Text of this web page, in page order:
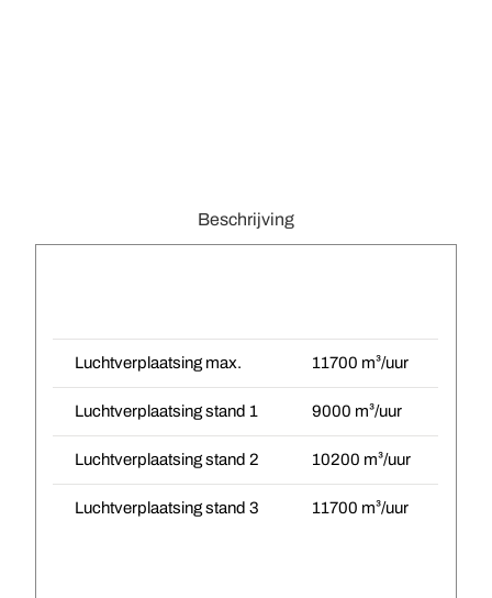
Beschrijving
Luchtverplaatsing max. 11700 m³/uur
Luchtverplaatsing stand 1 9000 m³/uur
Luchtverplaatsing stand 2 10200 m³/uur
Luchtverplaatsing stand 3 11700 m³/uur